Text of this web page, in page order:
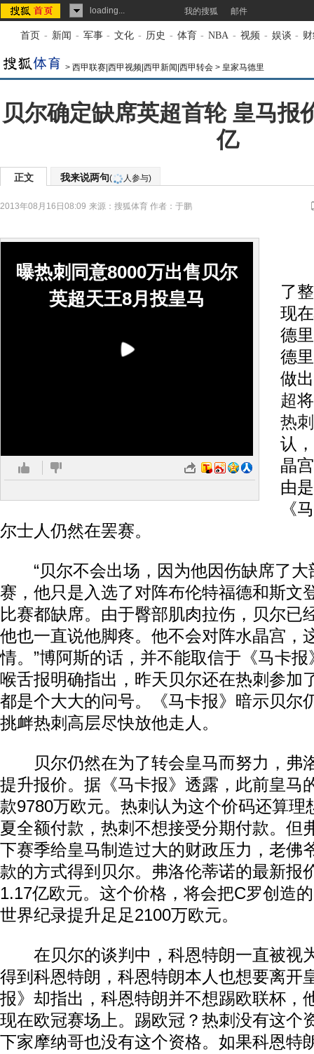
loading... 我的搜狐 邮件
首页 - 新闻 - 军事 - 文化 - 历史 - 体育 - NBA - 视频 - 娱谈 -
> 西甲联赛|西甲视频|西甲新闻|西甲转会 > 皇家马德里
贝尔确定缺席英超首轮 皇马报
亿
正文 我来说两句( 人参与)
2013年08月16日08:09 来源： 搜狐体育 作者：于鹏
曝热刺同意8000万出售贝尔
英超天王8月投皇马
了
现
德
德
做
超
热刺
认
晶
由
《
尔士人仍然在罢赛。
“贝尔不会出场，因为他因伤缺席了大
赛，他只是入选了对阵布伦特福德和斯文
比赛都缺席。由于臀部肌肉拉伤，贝尔已
他也一直说他脚疼。他不会对阵水晶宫，
情。”博阿斯的话，并不能取信于《马卡
喉舌报明确指出，昨天贝尔还在热刺参加
都是个大大的问号。《马卡报》暗示贝尔
挑衅热刺高层尽快放他走人。
贝尔仍然在为了转会皇马而努力，弗
提升报价。据《马卡报》透露，此前皇马
款9780万欧元。热刺认为这个价码还算理
夏全额付款，热刺不想接受分期付款。但
下赛季给皇马制造过大的财政压力，老佛
款的方式得到贝尔。弗洛伦蒂诺的最新报
1.17亿欧元。这个价格，将会把C罗创造
世界纪录提升足足2100万欧元。
在贝尔的谈判中，科恩特朗一直被视
得到科恩特朗，科恩特朗本人也想要离开
报》却指出，科恩特朗并不想踢欧联杯，
现在欧冠赛场上。踢欧冠？热刺没有这个
下家摩纳哥也没有这个资格。如果科恩特